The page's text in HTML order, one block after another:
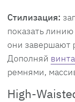
Стилизация:
показать
они завершают
Дополняй
ремнями,
High-